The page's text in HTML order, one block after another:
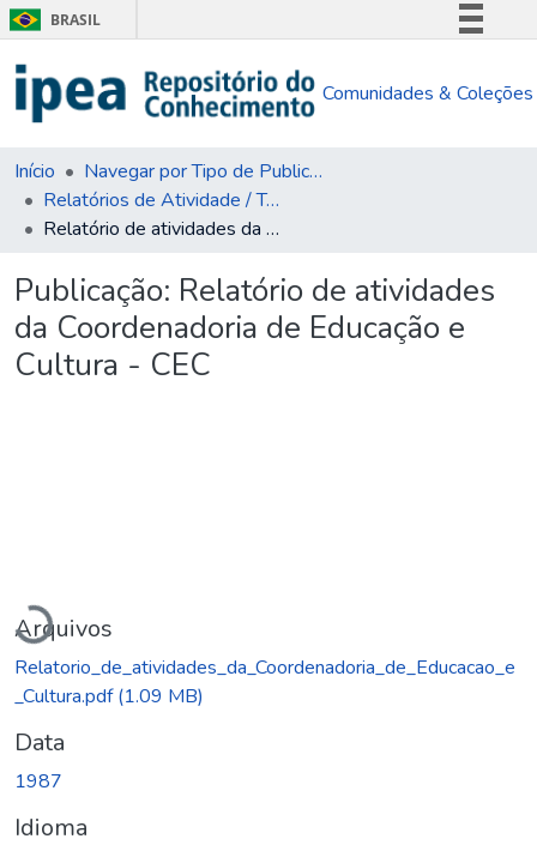
BRASIL
Comunica BR
Acesso à informação
Comunidades & Coleções
Início
Navegar por Tipo de Publicação
Relatórios de Atividade / Técnicos
Relatório de atividades da Coordenadoria de Educação e Cultura - CEC
Publicação: Relatório de atividades
da Coordenadoria de Educação e
Cultura - CEC
Carregando...
Arquivos
Relatorio_de_atividades_da_Coordenadoria_de_Educacao_e
_Cultura.pdf(1.09 MB)
Data
1987
Idioma